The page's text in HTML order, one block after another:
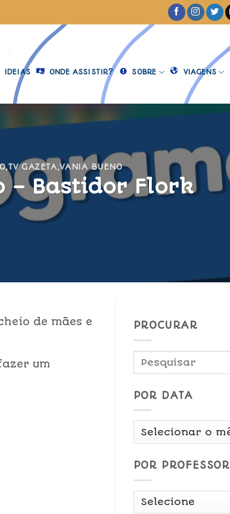
IDEIAS ONDE ASSISTIR? SOBRE VIAGENS
,TV GAZETA,VANIA BUENO
– Bastidor Flork
de mães e
um
PROCURAR
POR DATA
Por
POR PROFESSOR